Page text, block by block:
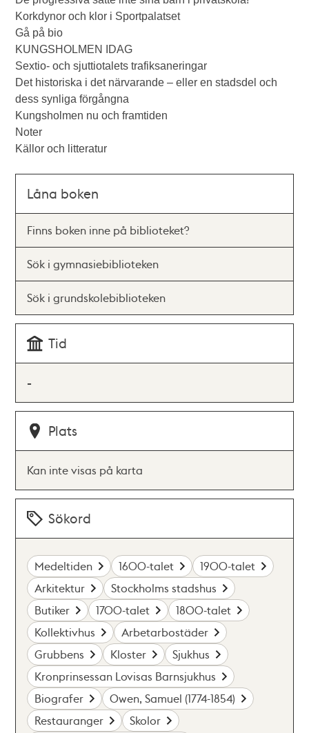
Korkdynor och klor i Sportpalatset
Gå på bio
KUNGSHOLMEN IDAG
Sextio- och sjuttiotalets trafiksaneringar
Det historiska i det närvarande – eller en stadsdel och
dess synliga förgångna
Kungsholmen nu och framtiden
Noter
Källor och litteratur
Låna boken
Finns boken inne på biblioteket?
Sök i gymnasiebiblioteken
Sök i grundskolebiblioteken
Tid
-
Plats
Kan inte visas på karta
Sökord
Medeltiden 1600-talet
1900-talet
Arkitektur
Stockholms stadshus
Butiker
1700-talet
1800-talet
Kollektivhus
Arbetarbostäder
Grubbens
Kloster
Sjukhus
Kronprinsessan Lovisas Barnsjukhus
Biografer
Owen, Samuel (1774-1854)
Restauranger
Skolor